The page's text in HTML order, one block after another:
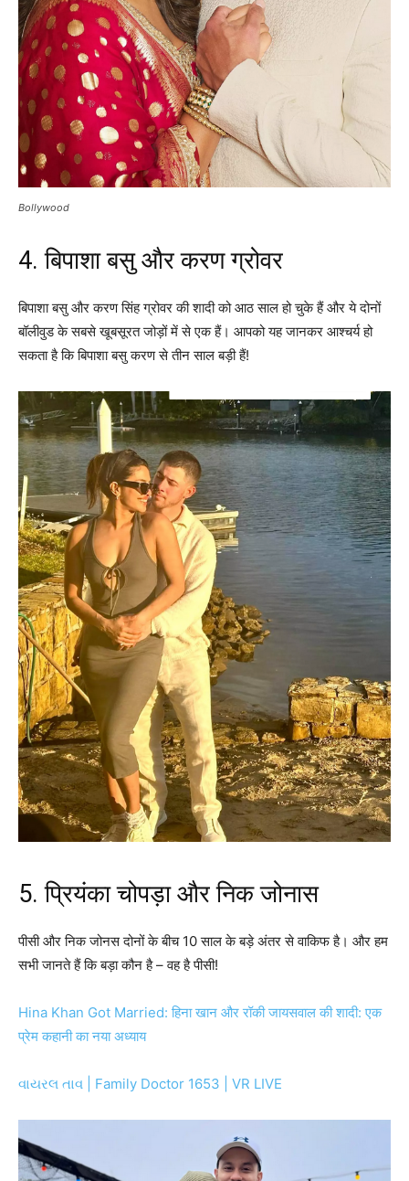
Bollywood
4. बिपाशा बसु और करण ग्रोवर
बिपाशा बसु और करण सिंह ग्रोवर की शादी को आठ साल हो चुके हैं और ये दोनों
बॉलीवुड के सबसे खूबसूरत जोड़ों में से एक हैं। आपको यह जानकर आश्चर्य हो
सकता है कि बिपाशा बसु करण से तीन साल बड़ी हैं!
5. प्रियंका चोपड़ा और निक जोनास
पीसी और निक जोनस दोनों के बीच 10 साल के बड़े अंतर से वाकिफ है। और हम
सभी जानते हैं कि बड़ा कौन है – वह है पीसी!
Hina Khan Got Married: हिना खान और रॉकी जायसवाल की शादी: एक
प्रेम कहानी का नया अध्याय
વાયરલ તાવ | Family Doctor 1653 | VR LIVE